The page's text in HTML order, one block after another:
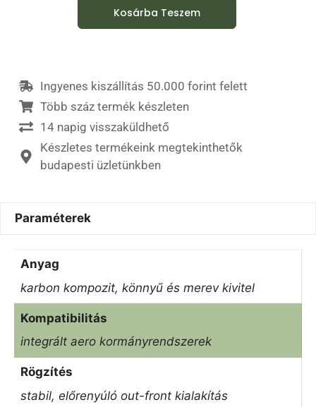
Kosárba Teszem
Ingyenes kiszállítás 50.000 forint felett
Több száz termék készleten
14 napig visszaküldhető
Készletes termékeink megtekinthetők
budapesti üzletünkben
Paraméterek
Anyag
karbon kompozit, könnyű és merev kivitel
Kompatibilitás
integrált aero kormányrendszerek
Rögzítés
stabil, előrenyúló out-front kialakítás